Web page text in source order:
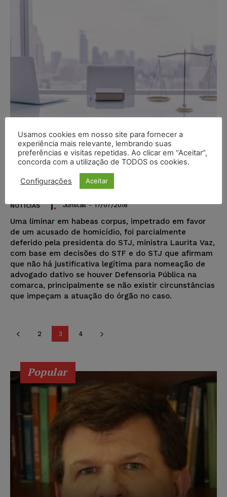
Nomeação de advogado dativo em
comarcas com Defensoria Pública
não é legítima
NOTÍCIAS Juristas - 17/07/2018
Uma liminar em habeas corpus, impetrado em favor
de um acusado de homicídio, foi parcialmente
deferido pela presidenta do STJ, ministra Laurita Vaz,
com base em decisões do STF e do STJ que afirmam
que não há justificativa legítima para nomeação de
advogado dativo se houver Defensoria Pública na
comarca, principalmente se não existir circunstâncias
que impeçam a atuação do órgão no caso.
2 3 4
Popular
Usamos cookies em nosso site para fornecer a
experiência mais relevante, lembrando suas
preferências e visitas repetidas. Ao clicar em “Aceitar”,
concorda com a utilização de TODOS os cookies.
Configurações Aceitar